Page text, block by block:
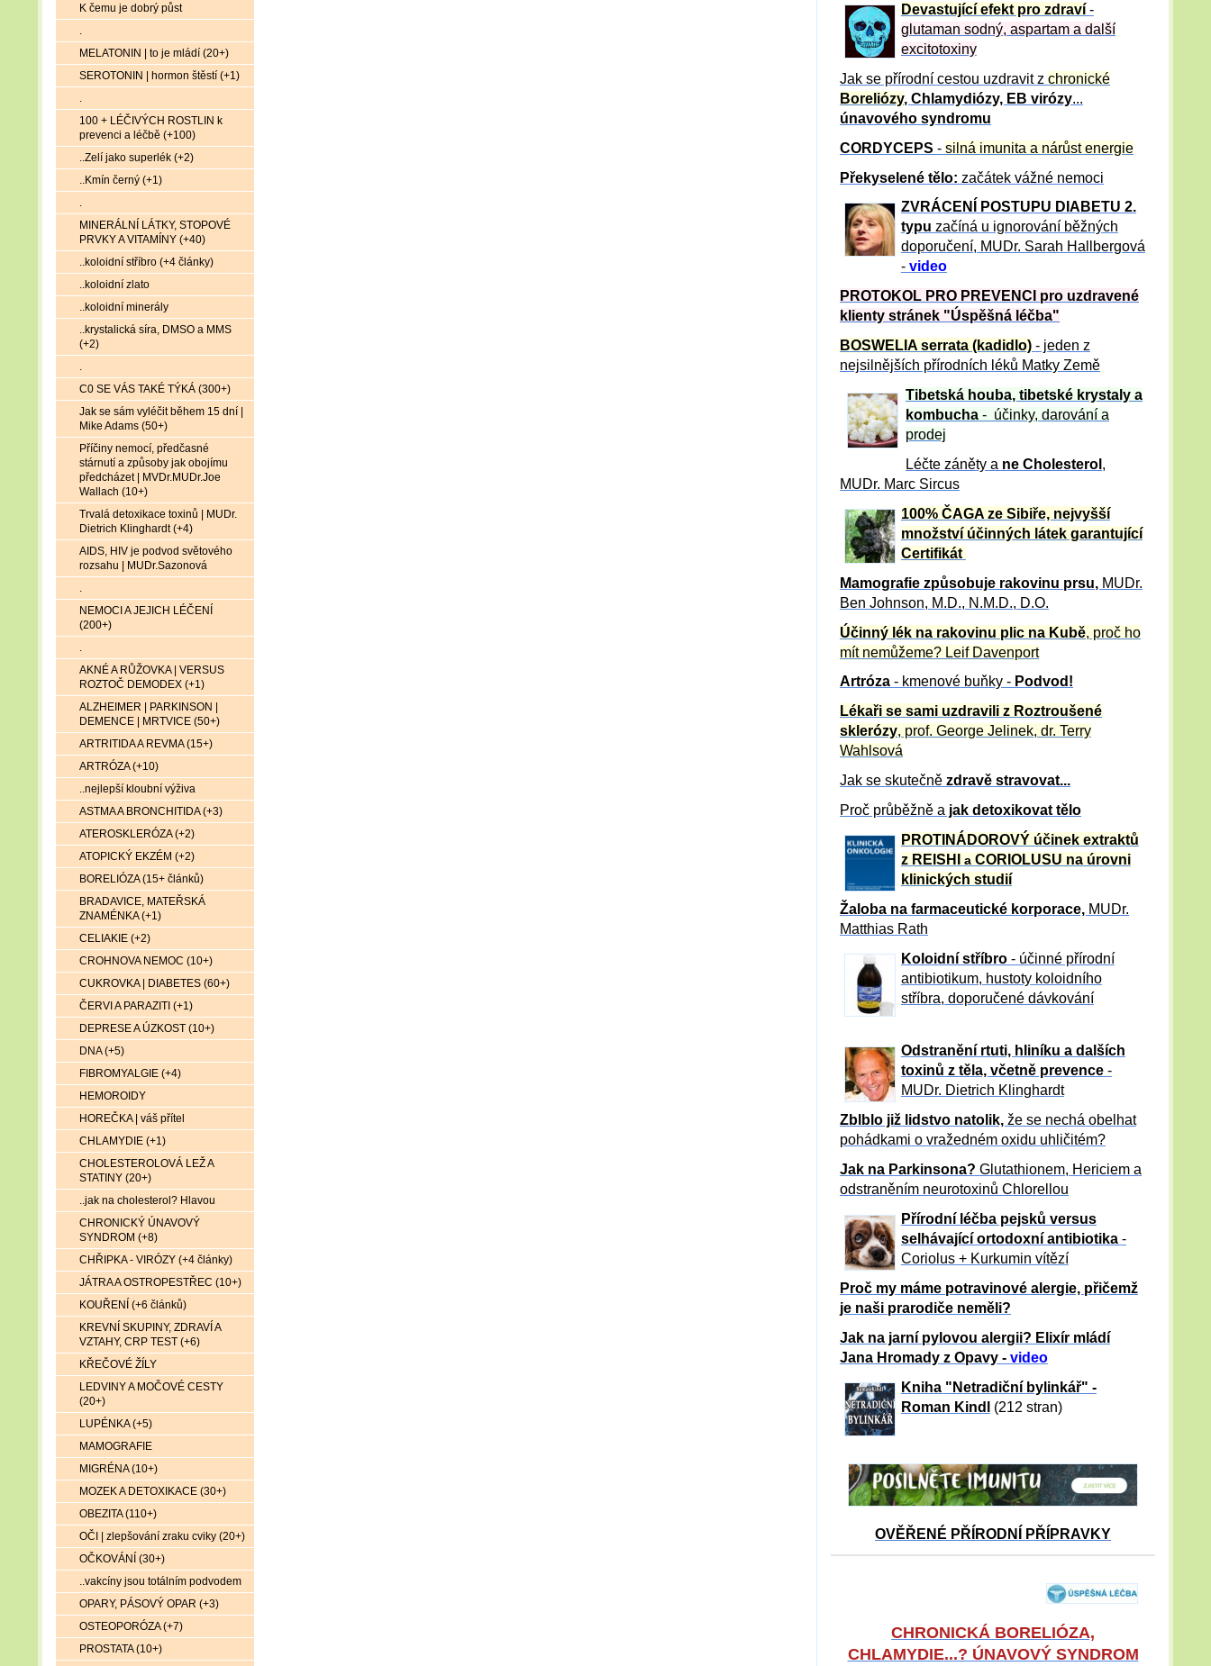
Devastující efekt pro zdraví-
glutaman sodný, aspartam a další
excitotoxiny
Jak se přírodní cestou uzdravit z chronické
Boreliózy, Chlamydiózy, EB virózy...
únavového syndromu
CORDYCEPS - silná imunita a nárůst energie
Překyselené tělo: začátek vážné nemoci
ZVRÁCE NÍ POSTUPU DIABETU 2.
typu začíná u ignorování běžných
doporučení, MUDr. Sarah Hallbergová
- video
PROTOKOL PRO PREVENCI pro uzdravené
klienty stránek "Úspěšná léčba"
BOSWELIA serrata (kadidlo) - jeden z
nejsilnějších přírodních léků Matky Země
Tibetská houba, tibetské krystaly a
kombucha - účinky, darování a
prodej
Léčte záněty a ne Cholesterol ,
MUDr. Marc Sircus
100% ČAGA ze Sibiře, nejvyšší
množství účinných látek garantující
Certifikát
Mamografie způsobuje rakovinu prsu, MUDr.
Ben Johnson, M.D., N.M.D., D.O.
Účinný lék na rakovinu plic na Kubě, proč ho
mít nemůžeme? Leif Davenport
Artróza - kmenové buňky - Podvod!
Lékaři se sami uzdravili z Roztroušené
sklerózy, prof. George Jelinek, dr. Terry
Wahlsová
Jak se skutečně zdravě stravovat...
Proč průběžně a jak detoxikovat tělo
PROTINÁDOROVÝ účinek extraktů
z REISHI a CORIOLUSU na úrovni
klinických studií
Žaloba na farmaceutické korporace, MUDr.
Matthias Rath
Koloidní stříbro- účinné přírodní
antibiotikum, hustoty koloidního
stříbra, doporučené dávkování
Odstranění rtuti, hliníku a dalších
toxinů z těla, včetně prevence -
MUDr. Dietrich Klinghardt
Zblblo již lidstvo natolik, že se nechá obelhat
pohádkami o vražedném oxidu uhličitém?
Jak na Parkinsona? Glutathionem, Hericiem a
odstraněním neurotoxinů Chlorellou
Přírodní léčba pejsků versus
selhávající ortodoxní antibiotika -
Coriolus + Kurkumin vítězí
Proč my máme potravinové alergie, přičemž
je naši prarodiče neměli?
Jak na jarní pylovou alergii? Elixír mládí
Jana Hromady z Opavy - video
Kniha "Netradiční bylinkář" -
Roman Kindl
(212 stran)
OVĚŘENÉ PŘÍRODNÍ PŘÍPRAVKY
CHRONICKÁ BORELIÓZA,
CHLAMYDIE...? ÚNAVOVÝ SYNDROM
K čemu je dobrý půst
.
MELATONIN | to je mládí (20+)
SEROTONIN | hormon štěstí (+1)
.
100 + LÉČIVÝCH ROSTLIN k
prevenci a léčbě (+100)
..Zelí jako superlék (+2)
..Kmín černý (+1)
.
MINERÁLNÍ LÁTKY, STOPOVÉ
PRVKY A VITAMÍNY (+40)
..koloidní stříbro (+4 články)
..koloidní zlato
..koloidní minerály
..krystalická síra, DMSO a MMS
(+2)
.
C0 SE VÁS TAKÉ TÝKÁ (300+)
Jak se sám vyléčit během 15 dní |
Mike Adams (50+)
Příčiny nemocí, předčasné
stárnutí a způsoby jak obojímu
předcházet | MVDr.MUDr.Joe
Wallach (10+)
Trvalá detoxikace toxinů | MUDr.
Dietrich Klinghardt (+4)
AIDS, HIV je podvod světového
rozsahu | MUDr.Sazonová
.
NEMOCI A JEJICH LÉČENÍ
(200+)
.
AKNÉ A RŮŽOVKA | VERSUS
ROZTOČ DEMODEX (+1)
ALZHEIMER | PARKINSON |
DEMENCE | MRTVICE (50+)
ARTRITIDA A REVMA (15+)
ARTRÓZA (+10)
..nejlepší kloubní výživa
ASTMA A BRONCHITIDA (+3)
ATEROSKLERÓZA (+2)
ATOPICKÝ EKZÉM (+2)
BORELIÓZA (15+ článků)
BRADAVICE, MATEŘSKÁ
ZNAMÉNKA (+1)
CELIAKIE (+2)
CROHNOVA NEMOC (10+)
CUKROVKA | DIABETES (60+)
ČERVI A PARAZITI (+1)
DEPRESE A ÚZKOST (10+)
DNA (+5)
FIBROMYALGIE (+4)
HEMOROIDY
HOREČKA | váš přítel
CHLAMYDIE (+1)
CHOLESTEROLOVÁ LEŽ A
STATINY (20+)
..jak na cholesterol? Hlavou
CHRONICKÝ ÚNAVOVÝ
SYNDROM (+8)
CHŘIPKA - VIRÓZY (+4 články)
JÁTRA A OSTROPESTŘEC (10+)
KOUŘENÍ (+6 článků)
KREVNÍ SKUPINY, ZDRAVÍ A
VZTAHY, CRP TEST (+6)
KŘEČOVÉ ŽÍLY
LEDVINY A MOČOVÉ CESTY
(20+)
LUPÉNKA (+5)
MAMOGRAFIE
MIGRÉNA (10+)
MOZEK A DETOXIKACE (30+)
OBEZITA (110+)
OČI | zlepšování zraku cviky (20+)
OČKOVÁNÍ (30+)
..vakcíny jsou totálním podvodem
OPARY, PÁSOVÝ OPAR (+3)
OSTEOPORÓZA (+7)
PROSTATA (10+)